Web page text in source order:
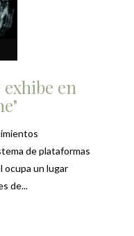
en
de plataformas
ocupa un lugar
de...